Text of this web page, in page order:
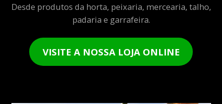
Desde produtos da horta, peixaria, mercearia, talho,
padaria e garrafeira.
VISITE A NOSSA LOJA ONLINE